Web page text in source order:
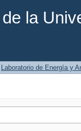
la
Laboratorio de Energía y